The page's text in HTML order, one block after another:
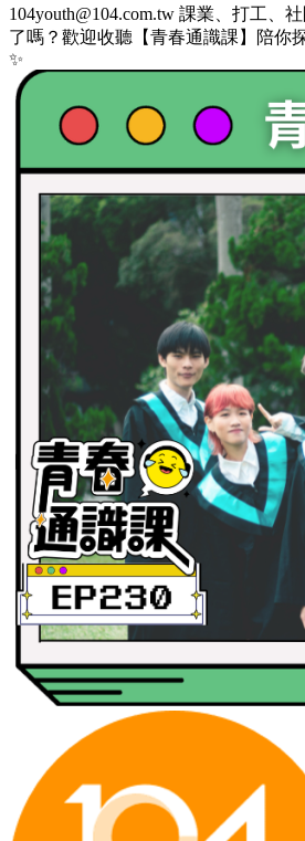
104youth@104.com.tw 課業、打工、
了嗎？歡迎收聽【青春通識課】陪你
✨